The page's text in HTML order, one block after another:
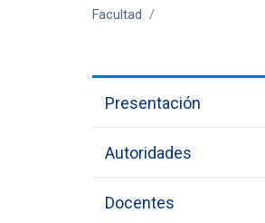
Facultad /
Presentación
Autoridades
Docentes